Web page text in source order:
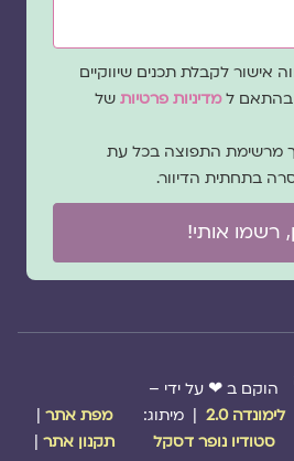
לקבלת תכנים שיווקיים
בהתאם ל מדיניות פרטיותשל
מרשימת התפוצה בכל עת
בתחתית הדיוור.
רשמו אותי!
הוקם ב ❤ על ידי –
לימונדה 2.0
| מיתוג:
סטודיו נופר דסקל
מפת אתר|
תקנון אתר|